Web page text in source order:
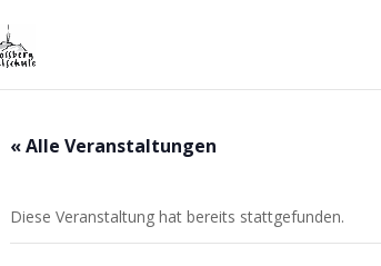
« Alle Veranstaltungen
Diese Veranstaltung hat bereits stattgefunden.